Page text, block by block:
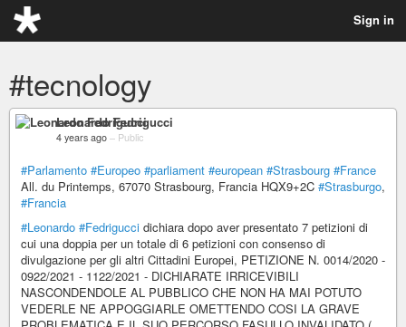
Sign in
#tecnology
Leonardo Fedrigucci
4 years ago – Public
#Parlamento #Europeo #parliament #european #Strasbourg #France
All. du Printemps, 67070 Strasbourg, Francia HQX9+2C #Strasburgo,
#Francia
#Leonardo #Fedrigucci dichiara dopo aver presentato 7 petizioni di
cui una doppia per un totale di 6 petizioni con consenso di
divulgazione per gli altri Cittadini Europei, PETIZIONE N. 0014/2020 -
0922/2021 - 1122/2021 - DICHIARATE IRRICEVIBILI
NASCONDENDOLE AL PUBBLICO CHE NON HA MAI POTUTO
VEDERLE NE APPOGGIARLE OMETTENDO COSI LA GRAVE